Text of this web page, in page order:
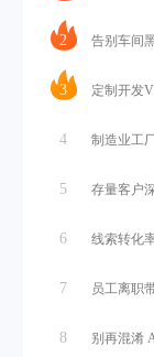
2 告别车间
3 定制开发
4 制造业工
5 存量客户
6 线索转化
7 员工离职
8 别再混淆